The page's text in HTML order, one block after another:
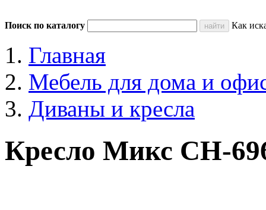
Поиск по каталогу Как
Главная
Мебель для дома и
Диваны и кресла
Кресло Микс СН-